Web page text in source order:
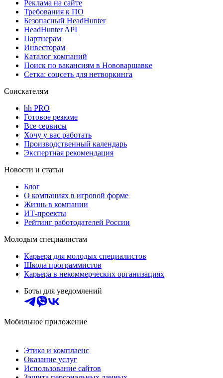
Реклама на сайте
Требования к ПО
Безопасный HeadHunter
HeadHunter API
Партнерам
Инвесторам
Каталог компаний
Поиск по вакансиям в Нововаршавке
Сетка: соцсеть для нетворкинга
Соискателям
hh PRO
Готовое резюме
Все сервисы
Хочу у вас работать
Производственный календарь
Экспертная рекомендация
Новости и статьи
Блог
О компаниях в игровой форме
Жизнь в компании
ИТ-проекты
Рейтинг работодателей России
Молодым специалистам
Карьера для молодых специалистов
Школа программистов
Карьера в некоммерческих организациях
Боты для уведомлений
Мобильное приложение
Этика и комплаенс
Оказание услуг
Использование сайтов